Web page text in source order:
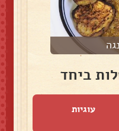
ביחד
עוגיות